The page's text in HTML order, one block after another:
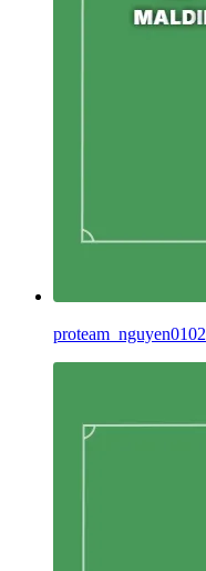
proteam_nguyen0102